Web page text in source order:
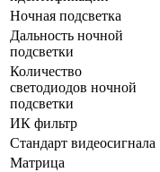
Ночная подсветка
Дальность ночной
подсветки
Количество
светодиодов ночной
подсветки
ИК фильтр
Стандарт видеосигнала
Матрица